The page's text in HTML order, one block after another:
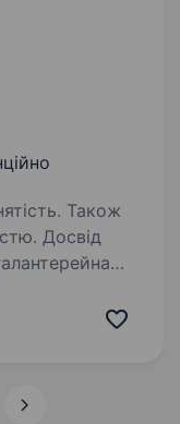
Також
Досвід
дуже…